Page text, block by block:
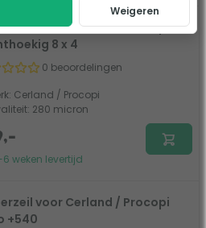
voor Cerland / Procopi
8 x 4
0 beoordelingen
Cerland / Procopi
280 micron
weken levertijd
voor Cerland / Procopi
+540
Weigeren